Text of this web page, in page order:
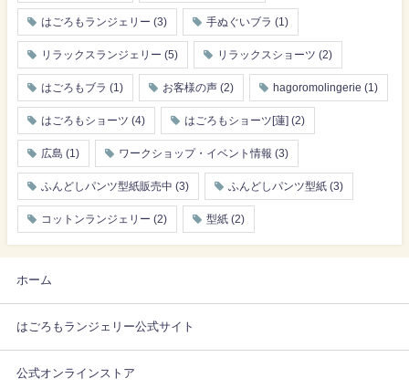
はごろもランジェリー (3) 手ぬぐいブラ (1)
リラックスランジェリー (5) リラックスショーツ (2)
はごろもブラ (1) お客様の声 (2) hagoromolingerie (1)
はごろもショーツ (4) はごろもショーツ[蓮] (2)
広島 (1) ワークショップ・イベント情報 (3)
ふんどしパンツ型紙販売中 (3) ふんどしパンツ型紙 (3)
コットンランジェリー (2) 型紙 (2)
ホーム
はごろもランジェリー公式サイト
公式オンラインストア